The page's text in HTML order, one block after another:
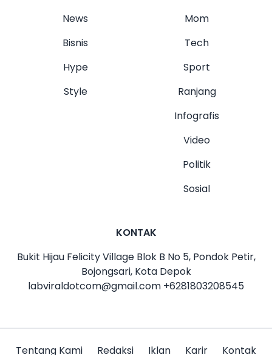
News
Bisnis
Hype
Style
Mom
Tech
Sport
Ranjang
Infografis
Video
Politik
Sosial
KONTAK
Bukit Hijau Felicity Village Blok B No 5, Pondok Petir,
Bojongsari, Kota Depok
labviraldotcom@gmail.com +6281803208545
Tentang Kami Redaksi Iklan Karir Kontak